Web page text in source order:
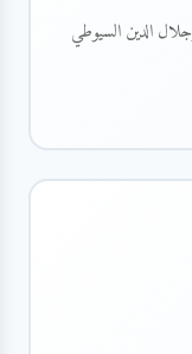
الدين السيوطي